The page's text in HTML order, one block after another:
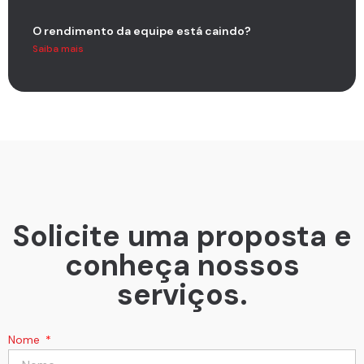
O rendimento da equipe está caindo?
Saiba mais
Solicite uma proposta e
conheça nossos
serviços.
Nome